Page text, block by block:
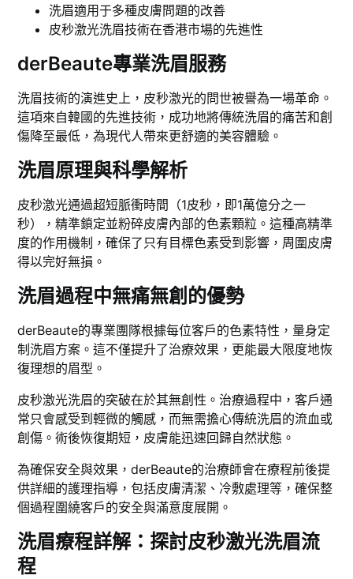
洗眉適用于多種皮膚問題的改善
皮秒激光洗眉技術在香港市場的先進性
derBeaute專業洗眉服務
洗眉技術的演進史上，皮秒激光的問世被譽為一場革命。
這項來自韓國的先進技術，成功地將傳統洗眉的痛苦和創
傷降至最低，為現代人帶來更舒適的美容體驗。
洗眉原理與科學解析
皮秒激光通過超短脈衝時間（1皮秒，即1萬億分之一
秒），精準鎖定並粉碎皮膚內部的色素顆粒。這種高精準
度的作用機制，確保了只有目標色素受到影響，周圍皮膚
得以完好無損。
洗眉過程中無痛無創的優勢
derBeaute的專業團隊根據每位客戶的色素特性，量身定
制洗眉方案。這不僅提升了治療效果，更能最大限度地恢
復理想的眉型。
皮秒激光洗眉的突破在於其無創性。治療過程中，客戶通
常只會感受到輕微的觸感，而無需擔心傳統洗眉的流血或
創傷。術後恢復期短，皮膚能迅速回歸自然狀態。
為確保安全與效果，derBeaute的治療師會在療程前後提
供詳細的護理指導，包括皮膚清潔、冷敷處理等，確保整
個過程圍繞客戶的安全與滿意度展開。
洗眉療程詳解：探討皮秒激光洗眉流
程